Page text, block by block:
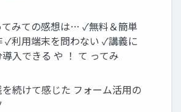
てみての感想は… ✓無料＆簡単
✓利用端末を問わない ✓講義に
入できる や ！ て ってみ
を続けて感じた フォーム活用の